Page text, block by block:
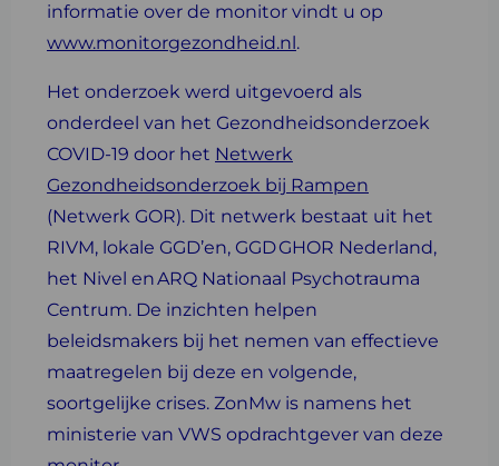
informatie over de monitor vindt u op
www.monitorgezondheid.nl.
Het onderzoek werd uitgevoerd als
onderdeel van het Gezondheidsonderzoek
COVID-19 door het Netwerk
Gezondheidsonderzoek bij Rampen
(Netwerk GOR). Dit netwerk bestaat uit het
RIVM, lokale GGD’en, GGD GHOR Nederland,
het Nivel en ARQ Nationaal Psychotrauma
Centrum. De inzichten helpen
beleidsmakers bij het nemen van effectieve
maatregelen bij deze en volgende,
soortgelijke crises. ZonMw is namens het
ministerie van VWS opdrachtgever van deze